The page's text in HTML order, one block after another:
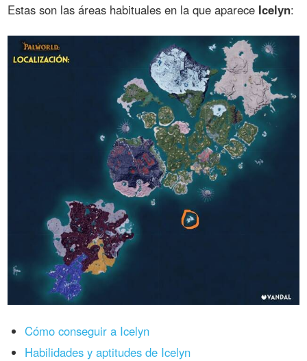
Estas son las áreas habituales en la que aparece Icelyn:
Cómo conseguir a Icelyn
Habilidades y aptitudes de Icelyn